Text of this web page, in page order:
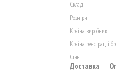
Склад
Розміри
Країна виробник
Країна реєстрації
Стан
Доставка